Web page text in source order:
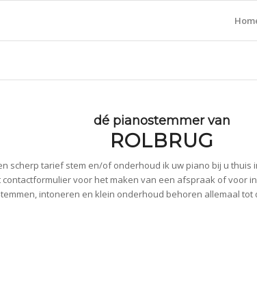
dé pianostemmer van
ROLBRUG
scherp tarief stem en/of onderhoud ik uw piano bij u thuis
contactformulier voor het maken van een afspraak of voor
intoneren en klein onderhoud behoren allemaal tot